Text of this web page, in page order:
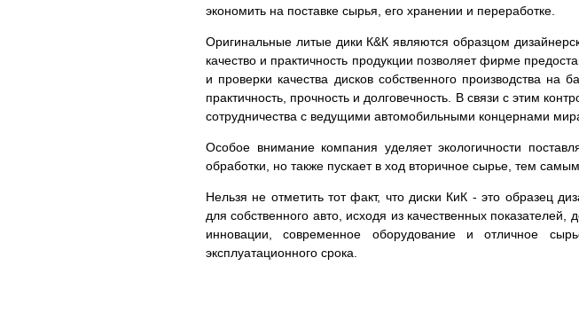
экономить на поставке сырья, его хранении и переработке.
Оригинальные литые дики К&К являются образцом
качество и практичность продукции позволяет фирме
и проверки качества дисков собственного производства
практичность, прочность и долговечность. В связи с этим
сотрудничества с ведущими автомобильными концернами
Особое внимание компания уделяет экологичности
обработки, но также пускает в ход вторичное сырье, тем
Нельзя не отметить тот факт, что диски КиК - это образец
для собственного авто, исходя из качественных
инновации, современное оборудование и отличное
эксплуатационного срока.